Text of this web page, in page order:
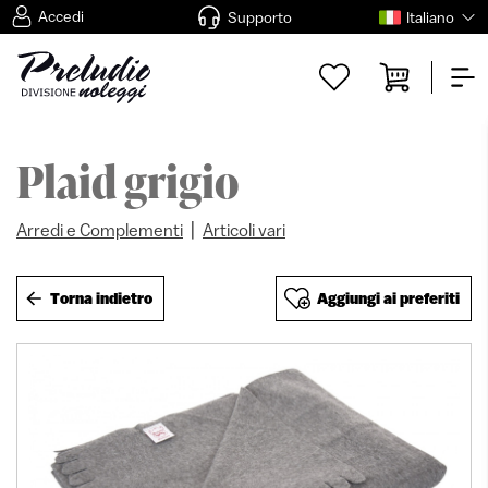
Accedi Supporto Italiano
Plaid grigio
Arredi e Complementi Articoli vari
Torna indietro Aggiungi ai preferiti